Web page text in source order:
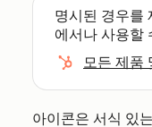
명시된 경우를
에서나 사용할
모든 제품
아이콘은 서식 있